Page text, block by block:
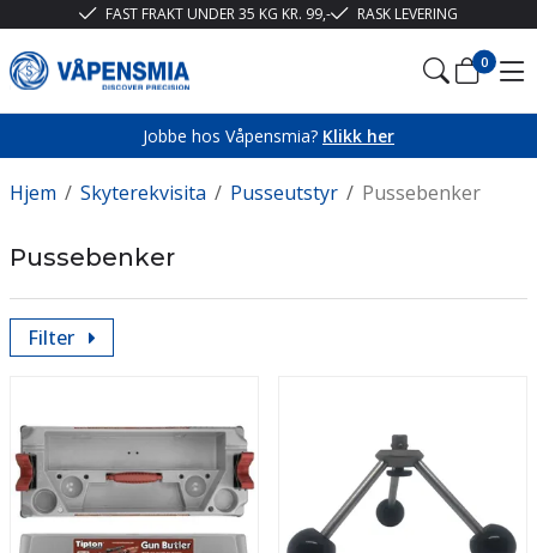
FAST FRAKT UNDER 35 KG KR. 99,- RASK LEVERING
0
Jobbe hos Våpensmia? Klikk her
/
Hjem /
Skyterekvisita /
Pusseutstyr Pussebenker
Pussebenker
Filter